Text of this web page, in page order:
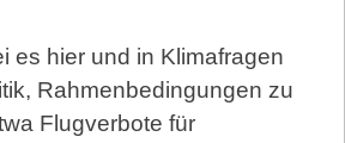
es hier und in Klimafragen
Rahmenbedingungen zu
Flugverbote für